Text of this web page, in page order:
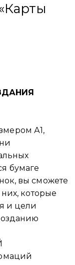
А1,
бумаге
вы сможете
которые
и цели